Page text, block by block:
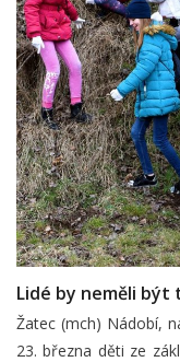
Lidé by neměli být
Žatec (mch) Nádobí,
23. března děti ze